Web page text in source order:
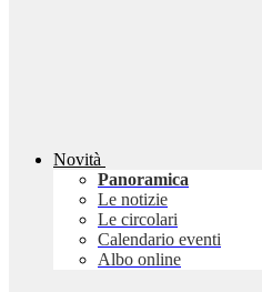
Novità
Panoramica
Le notizie
Le circolari
Calendario eventi
Albo online